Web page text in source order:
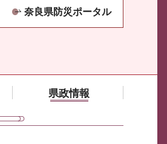
奈良県防災ポータル
県政情報